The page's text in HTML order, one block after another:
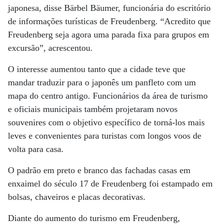
japonesa, disse Bärbel Bäumer, funcionária do escritório
de informações turísticas de Freudenberg. “Acredito que
Freudenberg seja agora uma parada fixa para grupos em
excursão”, acrescentou.
O interesse aumentou tanto que a cidade teve que
mandar traduzir para o japonês um panfleto com um
mapa do centro antigo. Funcionários da área de turismo
e oficiais municipais também projetaram novos
souvenires com o objetivo específico de torná-los mais
leves e convenientes para turistas com longos voos de
volta para casa.
O padrão em preto e branco das fachadas casas em
enxaimel do século 17 de Freudenberg foi estampado em
bolsas, chaveiros e placas decorativas.
Diante do aumento do turismo em Freudenberg,